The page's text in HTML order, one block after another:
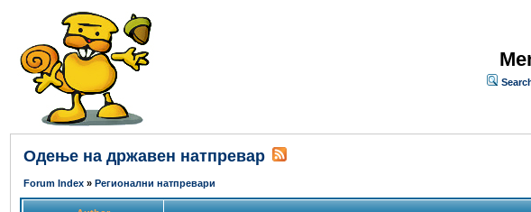
Одење на државен натпревар
Forum Index » Регионални натпревари